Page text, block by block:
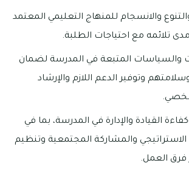
والانسجام للمنهاج التعليمي المعتمد
تلائمه مع احتياجات الطلبة.
والسياسات المتبعة في المدرسة لضمان
وتوفير الدعم اللازم والإرشاد
القيادة والإدارة في المدرسة، بما في
والمشاركة المجتمعية وتنظيم
فرق العمل.